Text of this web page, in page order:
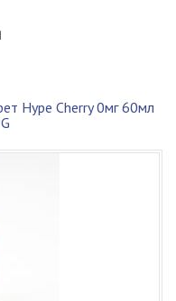
Hype Cherry 0мг 60мл